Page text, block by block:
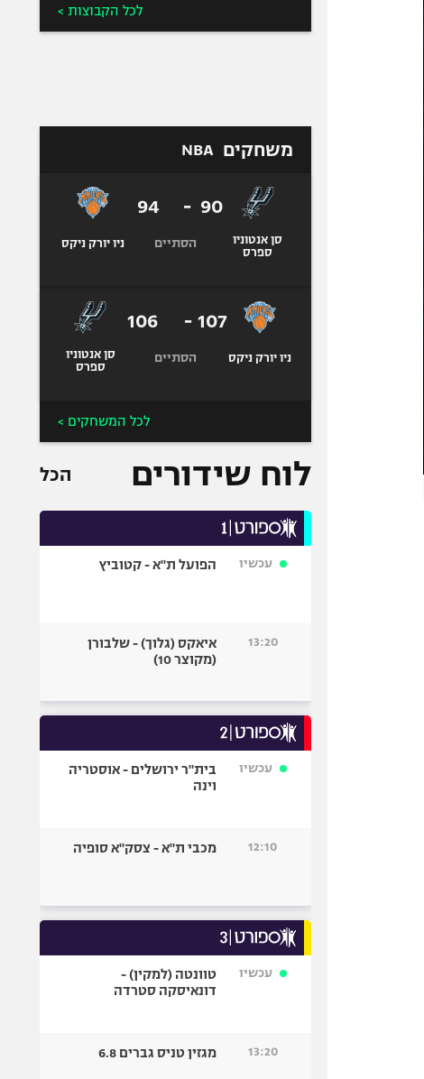
לכל הקבוצות >
משחקים NBA
סן אנטוניו
ספרס
90
-
94
הסתיים ניו יורק ניקס
ניו יורק ניקס
107
-
106
הסתיים
סן אנטוניו
ספרס
לכל המשחקים >
לוח שידורים הכל
עכשיו הפועל ת"א - קטוביץ
13:20
איאקס (גלוך) - שלבורן
(מקוצר 10)
עכשיו
בית"ר ירושלים - אוסטריה
וינה
12:10 מכבי ת"א - צסק"א סופיה
עכשיו
טוונטה (למקין) -
דונאיסקה סטרדה
13:20 מגזין טניס גברים 6.8